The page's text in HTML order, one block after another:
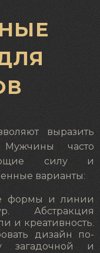
выразить
часто
силу и
варианты:
формы и линии
Абстракция
и креативность.
дизайн по-
загадочной и